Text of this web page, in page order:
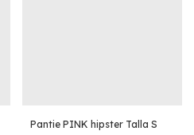
Pantie PINK hipster Talla S